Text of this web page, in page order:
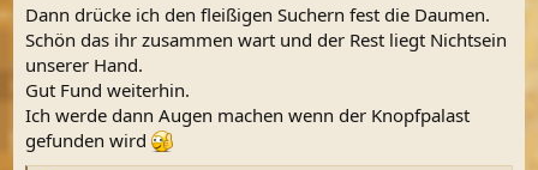
:
Dann drücke ich den fleißigen Suchern fest die Daumen.
Schön das ihr zusammen wart und der Rest liegt Nichtsein
unserer Hand.
Gut Fund weiterhin.
Ich werde dann Augen machen wenn der Knopfpalast
gefunden wird